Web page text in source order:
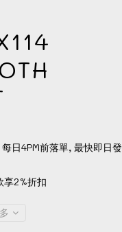
日4PM前落單, 最快即日發
享2%折扣